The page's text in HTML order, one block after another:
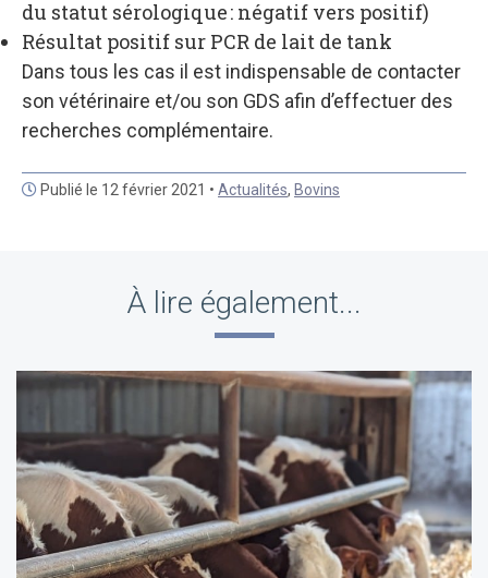
du statut sérologique : négatif vers positif)
Résultat positif sur PCR de lait de tank
Dans tous les cas il est indispensable de contacter
son vétérinaire et/ou son GDS afin d’effectuer des
recherches complémentaire.
Publié le 12 février 2021 • Actualités, Bovins
À lire également...